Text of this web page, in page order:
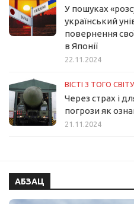
У пошуках
український
повернення
в Японії
22.11.2024
ВІСТІ З ТОГО СВІТУ
Через страх і
погрози як
21.11.2024
АБЗАЦ